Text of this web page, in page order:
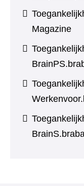
Magazine